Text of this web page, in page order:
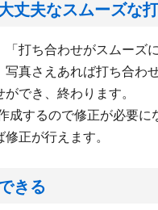
丈夫なスムーズな
打ち合わせがスムーズ
写真さえあれば打ち合わ
でき、終わります。
成するので修正が必要
正が行えます。
きる